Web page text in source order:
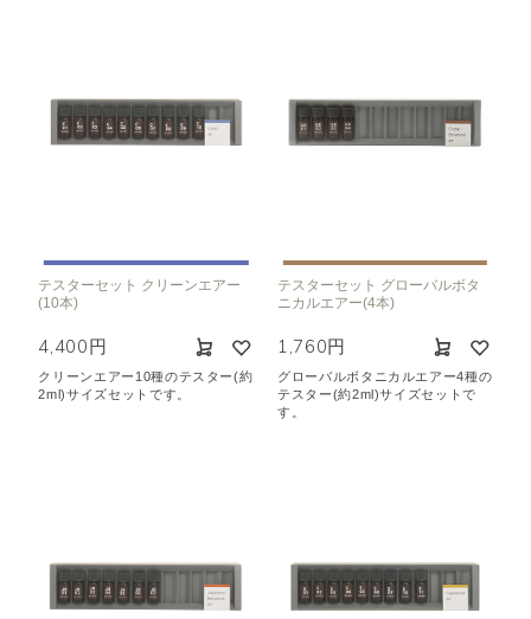
ピエゾ専用オイル
ブランチ・スティック専用オイル
空気清浄･消臭 眠り
おもてなし
ユーカリ フローラル エキゾチック
ヒノキ 和
テスターセット クリーンエアー
(10本)
4,400円
クリーンエアー10種のテスター(約
2ml)サイズセットです。
テスターセット グローバルボタ
ニカルエアー(4本)
1,760円
グローバルボタニカルエアー4種の
テスター(約2ml)サイズセットで
す。